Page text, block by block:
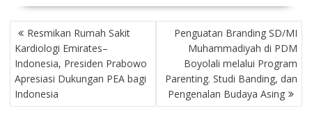
P
O
S
T
N
A
Resmikan Rumah Sakit
Kardiologi Emirates–
Indonesia, Presiden Prabowo
Apresiasi Dukungan PEA bagi
Indonesia
Penguatan Branding SD/MI
Muhammadiyah di PDM
Boyolali melalui Program
Parenting. Studi Banding, dan
Pengenalan Budaya Asing